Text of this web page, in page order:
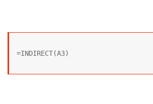
=INDIRECT(A3)